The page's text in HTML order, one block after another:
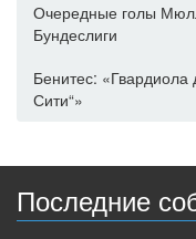
Очередные голы
Бундеслиги
Бенитес: «Гвардиола
Сити“»
Последние